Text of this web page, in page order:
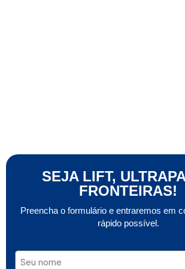
SEJA LIFT,
FRONTEIRAS!
Preencha o formulário e entraremos em
rápido possível.